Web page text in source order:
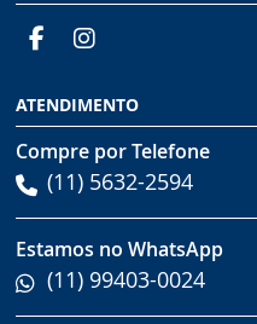
ATENDIMENTO
Compre por Telefone
(11) 5632-2594
Estamos no WhatsApp
(11) 99403-0024